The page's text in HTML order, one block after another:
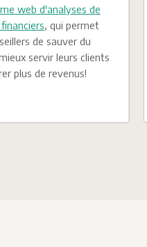
web d'analyses de
, qui permet
de sauver du
servir leurs clients
plus de revenus!